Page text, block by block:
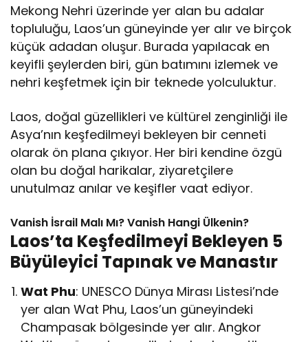
Mekong Nehri üzerinde yer alan bu adalar
topluluğu, Laos’un güneyinde yer alır ve birçok
küçük adadan oluşur. Burada yapılacak en
keyifli şeylerden biri, gün batımını izlemek ve
nehri keşfetmek için bir teknede yolculuktur.
Laos, doğal güzellikleri ve kültürel zenginliği ile
Asya’nın keşfedilmeyi bekleyen bir cenneti
olarak ön plana çıkıyor. Her biri kendine özgü
olan bu doğal harikalar, ziyaretçilere
unutulmaz anılar ve keşifler vaat ediyor.
Vanish İsrail Malı Mı? Vanish Hangi Ülkenin?
Laos’ta Keşfedilmeyi Bekleyen 5
Büyüleyici Tapınak ve Manastır
Wat Phu: UNESCO Dünya Mirası Listesi’nde
yer alan Wat Phu, Laos’un güneyindeki
Champasak bölgesinde yer alır. Angkor